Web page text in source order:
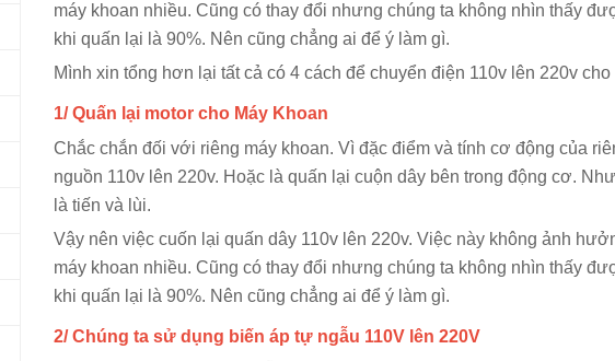
máy khoan nhiều. Cũng có thay đổi nhưng chúng ta không nhìn thấy
khi quấn lại là 90%. Nên cũng chẳng ai để ý làm gì.
Mình xin tổng hơn lại tất cả có 4 cách để chuyển điện 110v lên 220v cho
1/ Quấn lại motor cho Máy Khoan
Chắc chắn đối với riêng máy khoan. Vì đặc điểm và tính cơ động của
nguồn 110v lên 220v. Hoặc là quấn lại cuộn dây bên trong động cơ.
là tiến và lùi.
Vậy nên việc cuốn lại quấn dây 110v lên 220v. Việc này không ảnh
máy khoan nhiều. Cũng có thay đổi nhưng chúng ta không nhìn thấy
khi quấn lại là 90%. Nên cũng chẳng ai để ý làm gì.
2/ Chúng ta sử dụng biến áp tự ngẫu 110V lên 220V